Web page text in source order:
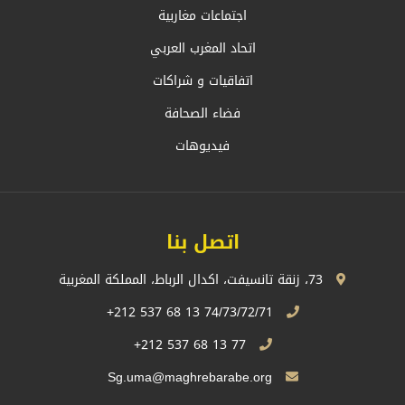
اجتماعات مغاربية
اتحاد المغرب العربي
اتفاقيات و شراكات
فضاء الصحافة
فيديوهات
اتصل بنا
77 13 68 537 212+